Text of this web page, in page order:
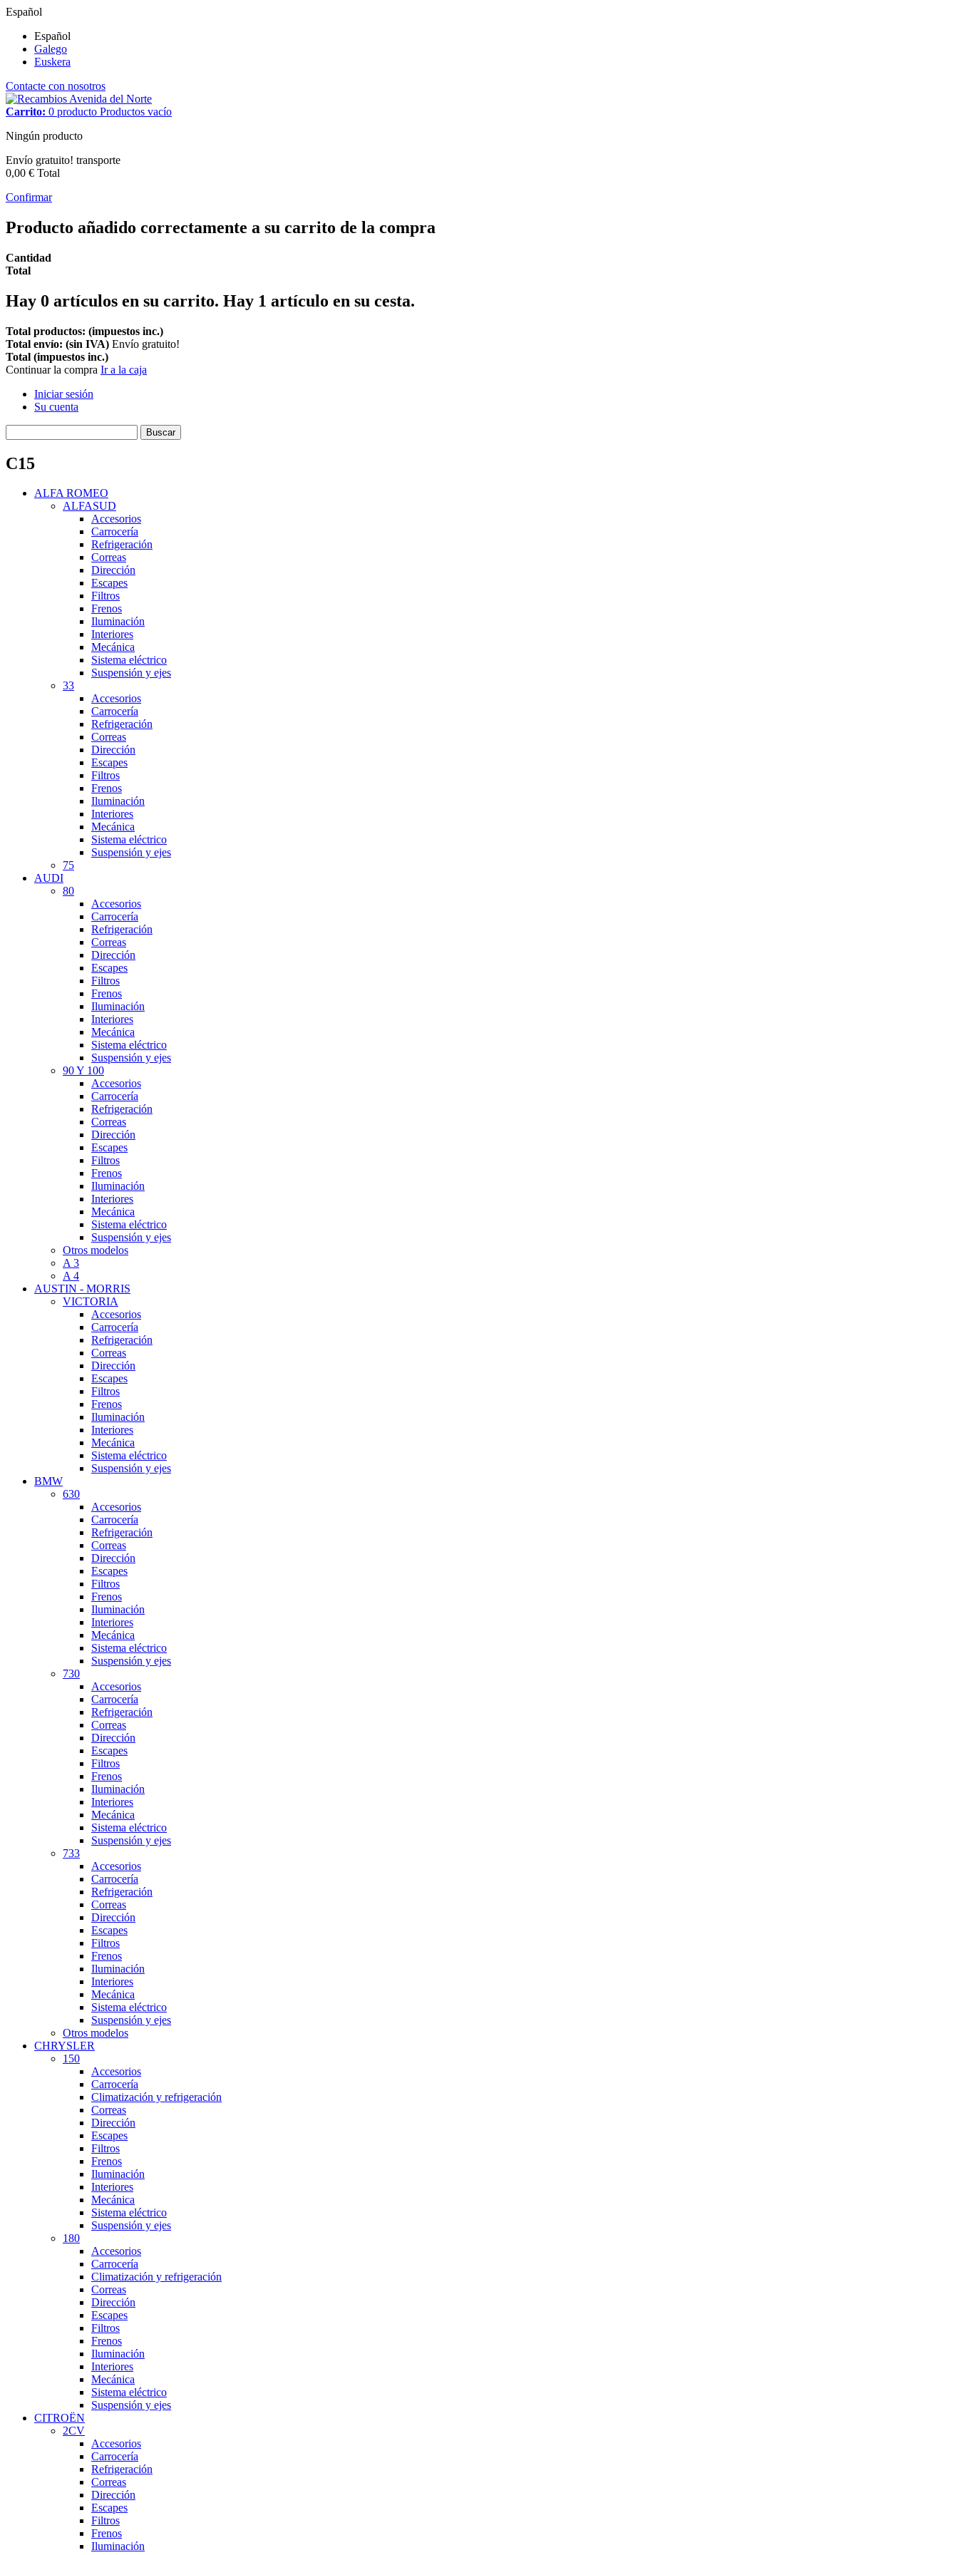
Español
Español
Galego
Euskera
Contacte con nosotros
Carrito: 0 producto Productos vacío
Ningún producto
Envío gratuito! transporte
0,00 € Total
Confirmar
Producto añadido correctamente a su carrito de la compra
Cantidad
Total
Hay 0 artículos en su carrito. Hay 1 artículo en su cesta.
Total productos: (impuestos inc.)
Total envío: (sin IVA) Envío gratuito!
Total (impuestos inc.)
Continuar la compra Ir a la caja
Iniciar sesión
Su cuenta
Buscar
C15
ALFA ROMEO
ALFASUD
Accesorios
Carrocería
Refrigeración
Correas
Dirección
Escapes
Filtros
Frenos
Iluminación
Interiores
Mecánica
Sistema eléctrico
Suspensión y ejes
33
Accesorios
Carrocería
Refrigeración
Correas
Dirección
Escapes
Filtros
Frenos
Iluminación
Interiores
Mecánica
Sistema eléctrico
Suspensión y ejes
75
AUDI
80
Accesorios
Carrocería
Refrigeración
Correas
Dirección
Escapes
Filtros
Frenos
Iluminación
Interiores
Mecánica
Sistema eléctrico
Suspensión y ejes
90 Y 100
Accesorios
Carrocería
Refrigeración
Correas
Dirección
Escapes
Filtros
Frenos
Iluminación
Interiores
Mecánica
Sistema eléctrico
Suspensión y ejes
Otros modelos
A 3
A 4
AUSTIN - MORRIS
VICTORIA
Accesorios
Carrocería
Refrigeración
Correas
Dirección
Escapes
Filtros
Frenos
Iluminación
Interiores
Mecánica
Sistema eléctrico
Suspensión y ejes
BMW
630
Accesorios
Carrocería
Refrigeración
Correas
Dirección
Escapes
Filtros
Frenos
Iluminación
Interiores
Mecánica
Sistema eléctrico
Suspensión y ejes
730
Accesorios
Carrocería
Refrigeración
Correas
Dirección
Escapes
Filtros
Frenos
Iluminación
Interiores
Mecánica
Sistema eléctrico
Suspensión y ejes
733
Accesorios
Carrocería
Refrigeración
Correas
Dirección
Escapes
Filtros
Frenos
Iluminación
Interiores
Mecánica
Sistema eléctrico
Suspensión y ejes
Otros modelos
CHRYSLER
150
Accesorios
Carrocería
Climatización y refrigeración
Correas
Dirección
Escapes
Filtros
Frenos
Iluminación
Interiores
Mecánica
Sistema eléctrico
Suspensión y ejes
180
Accesorios
Carrocería
Climatización y refrigeración
Correas
Dirección
Escapes
Filtros
Frenos
Iluminación
Interiores
Mecánica
Sistema eléctrico
Suspensión y ejes
CITROËN
2CV
Accesorios
Carrocería
Refrigeración
Correas
Dirección
Escapes
Filtros
Frenos
Iluminación